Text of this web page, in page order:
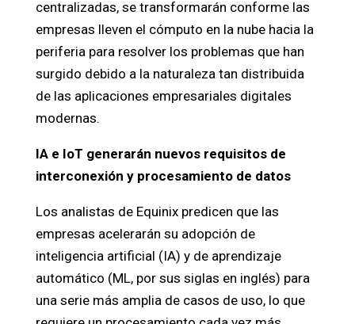
centralizadas, se transformarán conforme las
empresas lleven el cómputo en la nube hacia la
periferia para resolver los problemas que han
surgido debido a la naturaleza tan distribuida
de las aplicaciones empresariales digitales
modernas.
IA e IoT generarán nuevos requisitos de
interconexión y procesamiento de datos
Los analistas de Equinix predicen que las
empresas acelerarán su adopción de
inteligencia artificial (IA) y de aprendizaje
automático (ML, por sus siglas en inglés) para
una serie más amplia de casos de uso, lo que